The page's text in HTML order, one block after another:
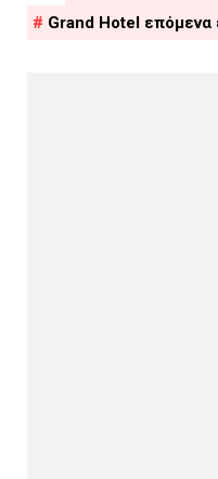
Grand Hotel επόμενα